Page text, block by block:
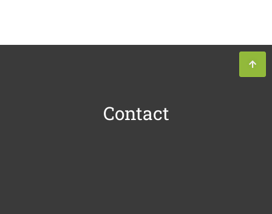
Contact